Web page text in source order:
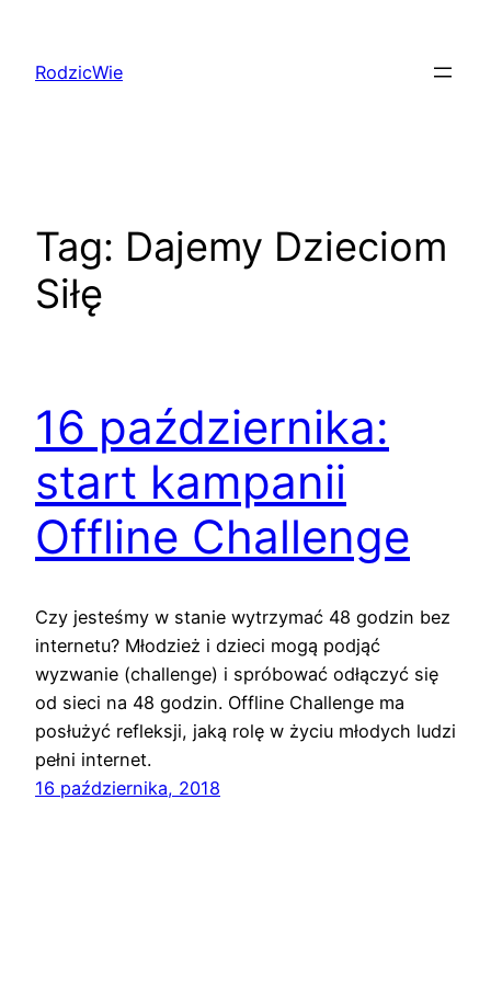
treściRodzicWie
Tag: Dajemy Dzieciom
Siłę
16 października:
start kampanii
Offline Challenge
Czy jesteśmy w stanie wytrzymać 48 godzin bez
internetu? Młodzież i dzieci mogą podjąć
wyzwanie (challenge) i spróbować odłączyć się
od sieci na 48 godzin. Offline Challenge ma
posłużyć refleksji, jaką rolę w życiu młodych ludzi
pełni internet.
16 października, 2018